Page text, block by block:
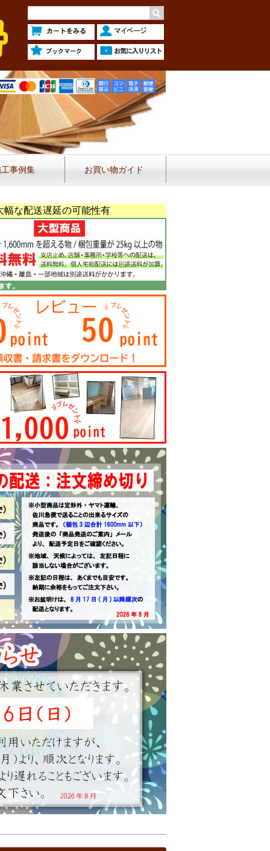
事例集 お買い物ガイド
な配送遅延の可能性有